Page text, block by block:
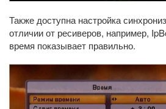
Также доступна настройка
отличии от ресиверов, например,
время показывает правильно.